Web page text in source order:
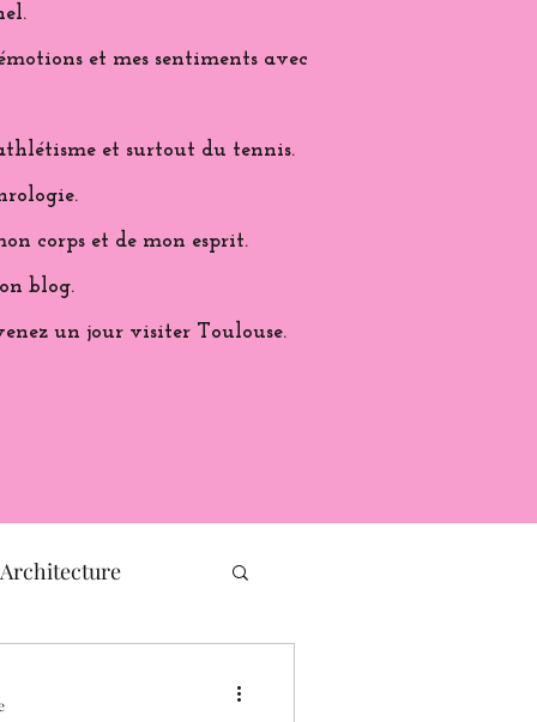
et mes sentiments avec
et surtout du tennis.
corps et de mon esprit.
blog.
un jour visiter Toulouse.
Architecture